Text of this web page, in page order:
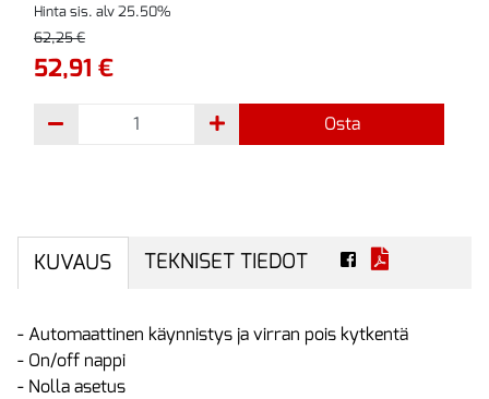
Hinta sis. alv 25.50%
62,25 €
52,91 €
Osta
KUVAUS TEKNISET TIEDOT
- Automaattinen käynnistys ja virran pois kytkentä
- On/off nappi
- Nolla asetus